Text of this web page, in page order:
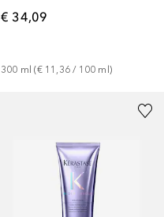
€ 34,09
300 ml (€ 11,36 / 100 ml)